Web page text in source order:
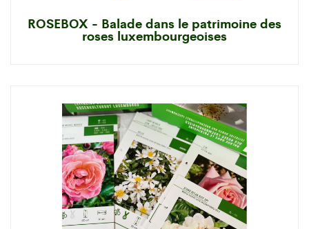
ROSEBOX - Balade dans le patrimoine des
roses luxembourgeoises